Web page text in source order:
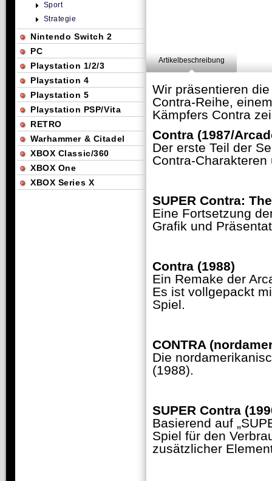
Artikelbeschreibung
Wir präsentieren
Contra-Reihe,
Kämpfers Contra
Contra (1987/
Der erste Teil der
Contra-
SUPER Contra:
Eine Fortsetzung
Grafik und
Contra (1988)
Ein Remake der
Es ist vollgepackt
Spiel.
CONTRA
Die
(1988).
SUPER Contra
Basierend auf
Spiel für den
zusätzlicher
Sport
Strategie
Nintendo Switch 2
PC
Playstation 1/2/3
Playstation 4
Playstation 5
Playstation PSP/Vita
RETRO
Warhammer & Citadel
XBOX Classic/360
XBOX One
XBOX Series X